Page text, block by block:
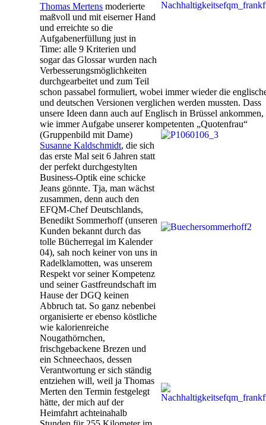
Thomas Mertens moderierte
maßvoll und mit eiserner Hand
und erreichte so die
Aufgabenerfüllung just in
Time: alle 9 Kriterien und
sogar das Glossar wurden nach
Verbesserungsmöglichkeiten
durchgearbeitet und zum Teil
schon passabel formuliert, wobei immer wieder die
und deutschen Versionen verglichen werden mussten. Dass
unsere Ideen dann auch auf Englisch in Brüssel ankommen,
wie immer Aufgabe unserer kompetenten „Quotenfrau“
(Gruppenbild mit Dame)
Susanne Kaldschmidt, die sich
das erste Mal seit 6 Jahren statt
der perfekt durchgestylten
Business-Optik eine schicke
Jeans gönnte. Tja, man wächst
zusammen, denn auch den
EFQM-Chef Deutschlands,
Benedikt Sommerhoff (unseren
Kunden bekannt durch das
tolle Bücherregal im Kalender
04), sah noch keiner von uns in
Radelklamotten, was unserem
Respekt vor seiner Kompetenz
und seiner Gastfreundschaft im
Hause der DGQ keinen
Abbruch tat. So ganz nebenbei
organisierte er ebenso köstliche
wie kalorienreiche
Nougathörnchen,
frischgebackene Brezen und
ein Schneechaos, dessen
Verantwortung er sich ständig
entziehen will, weil ja Thomas
Merten den Termin festgelegt
hätte, der mich auf der
Heimfahrt achteinahalb